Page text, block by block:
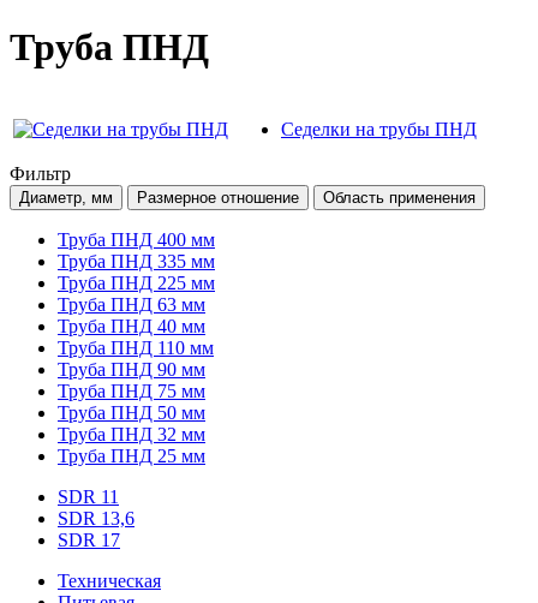
Труба ПНД
Седелки на трубы ПНД
Фильтр
Диаметр, мм Размерное отношение Область применения
Труба ПНД 400 мм
Труба ПНД 335 мм
Труба ПНД 225 мм
Труба ПНД 63 мм
Труба ПНД 40 мм
Труба ПНД 110 мм
Труба ПНД 90 мм
Труба ПНД 75 мм
Труба ПНД 50 мм
Труба ПНД 32 мм
Труба ПНД 25 мм
SDR 11
SDR 13,6
SDR 17
Техническая